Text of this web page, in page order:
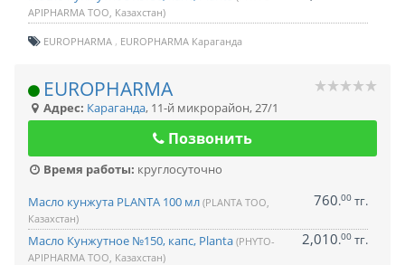
APIPHARMA ТОО, Казахстан)
EUROPHARMA EUROPHARMA Караганда
EUROPHARMA
Адрес: Караганда, 11-й микрорайон, 27/1
Позвонить
Время работы: круглосуточно
Масло кунжута PLANTA 100 мл (PLANTA ТОО,
Казахстан)
760.00 тг.
Масло Кунжутное №150, капс, Planta (PHYTO-
APIPHARMA ТОО, Казахстан)
2,010.00 тг.